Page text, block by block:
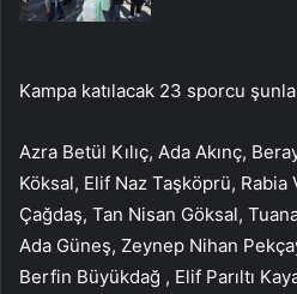
Kampa katılacak 23 sporcu
Azra Betül Kılıç, Ada Akınç,
Köksal, Elif Naz Taşköprü, Rabia
Çağdaş, Tan Nisan Göksal,
Ada Güneş, Zeynep Nihan
Berfin Büyükdağ , Elif Parıltı